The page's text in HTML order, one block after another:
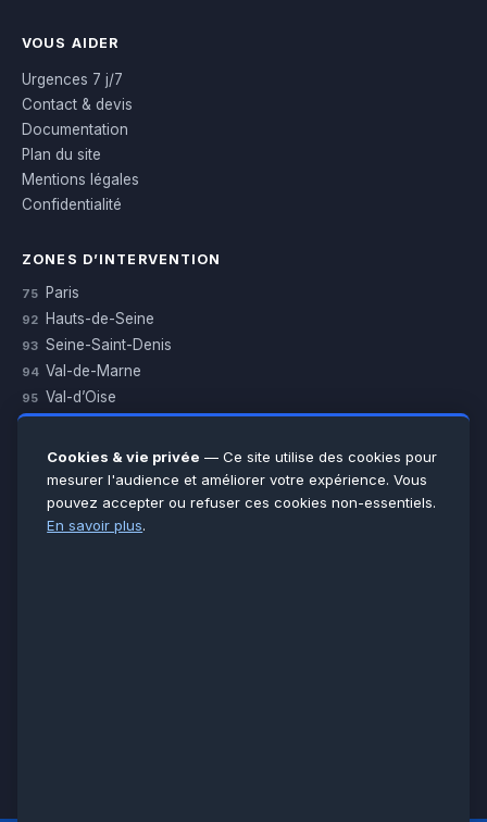
VOUS AIDER
Urgences 7 j/7
Contact & devis
Documentation
Plan du site
Mentions légales
Confidentialité
ZONES D’INTERVENTION
75 Paris
92 Hauts-de-Seine
93 Seine-Saint-Denis
94 Val-de-Marne
95 Val-d’Oise
Essonne
Seine-et-Marne
Voir toutes les villes →
Cookies & vie privée — Ce site utilise des cookies pour
mesurer l'audience et améliorer votre expérience. Vous
pouvez accepter ou refuser ces cookies non-essentiels.
En savoir plus.